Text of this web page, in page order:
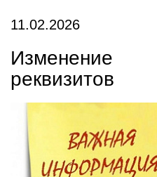
11.02.2026
Изменение
реквизитов